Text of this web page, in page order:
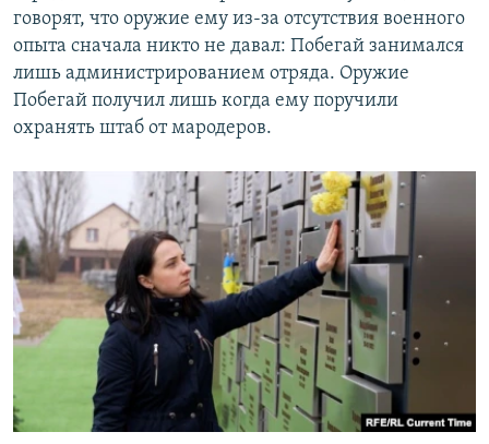
говорят, что оружие ему из-за отсутствия военного
опыта сначала никто не давал: Побегай занимался
лишь администрированием отряда. Оружие
Побегай получил лишь когда ему поручили
охранять штаб от мародеров.